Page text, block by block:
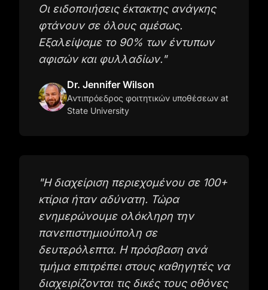
Οι ειδοποιήσεις έκτακτης ανάγκης
φτάνουν σε όλους αμέσως.
Εξαλείψαμε το 90% των έντυπων
αφισών και φυλλαδίων."
Dr. Jennifer Wilson
Αντιπρόεδρος φοιτητικών υποθέσεων at
State University
"Η διαχείριση περιεχομένου σε 100+
κτίρια ήταν αδύνατη. Τώρα
ενημερώνουμε ολόκληρη την
πανεπιστημιούπολη σε
δευτερόλεπτα. Η πρόσβαση ανά
τμήμα επιτρέπει στους καθηγητές να
διαχειρίζονται τις δικές τους οθόνες